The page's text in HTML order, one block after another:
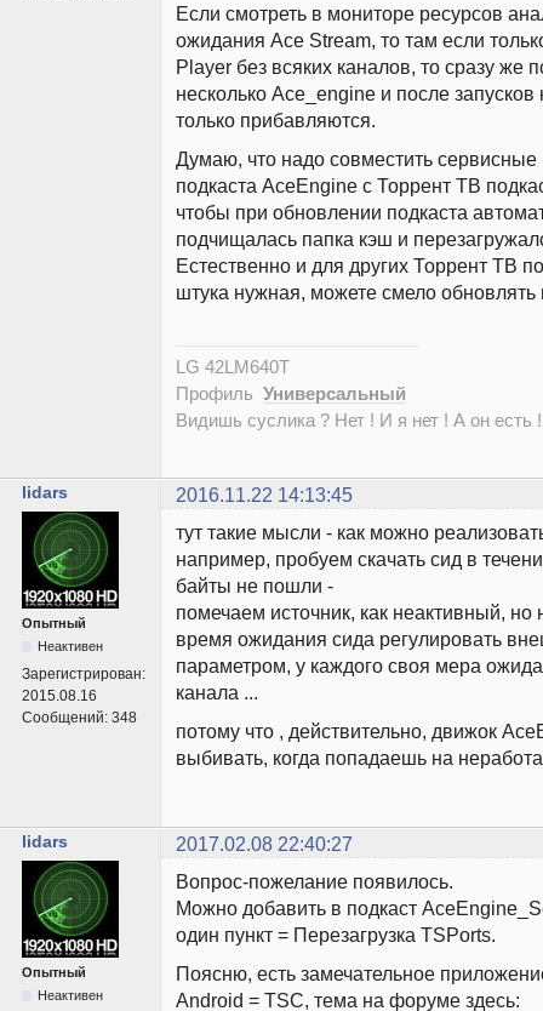
Если смотреть в мониторе ресурсов
ожидания Ace Stream, то там если
Player без всяких каналов, то сразу же
несколько Ace_engine и после запусков
только прибавляются.
Думаю, что надо совместить
подкаста AceEngine с Торрент ТВ
чтобы при обновлении подкаста
подчищалась папка кэш и
Естественно и для других Торрент ТВ
штука нужная, можете смело обновлять
LG 42LM640T
Профиль Универсальный
Видишь суслика ? Нет ! И я нет ! А он есть
lidars 2016.11.22 14:13:45
Опытный
Неактивен
Зарегистрирован:
2015.08.16
Сообщений: 348
тут такие мысли - как можно
например, пробуем скачать сид в
байты не пошли -
помечаем источник, как неактивный, но
время ожидания сида регулировать
параметром, у каждого своя мера
канала ...
потому что , действительно, движок
выбивать, когда попадаешь на
lidars 2017.02.08 22:40:27
Опытный
Неактивен
Вопрос-пожелание появилось.
Можно добавить в подкаст
один пункт = Перезагрузка TSPorts.
Поясню, есть замечательное
Android = TSC, тема на форуме здесь: